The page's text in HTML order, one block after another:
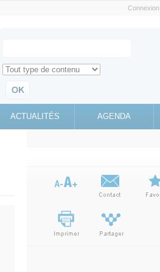
Connexion
Search for
Retrouvez toute l'information sur le site education.gouv.fr
ACTUALITÉS AGENDA